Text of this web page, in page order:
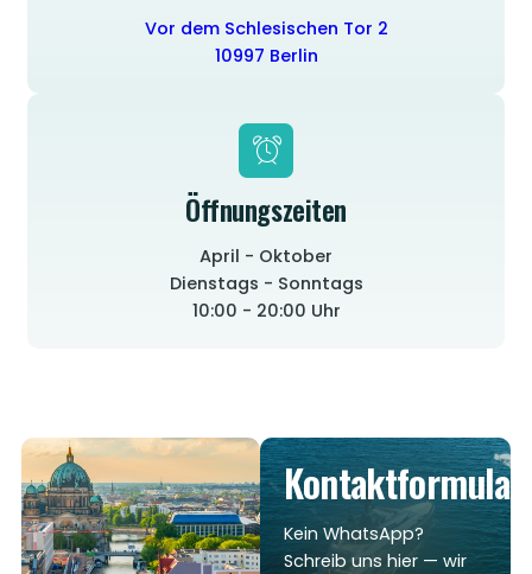
Vor dem Schlesischen Tor 2
10997 Berlin
Öffnungszeiten
April - Oktober
Dienstags - Sonntags
10:00 - 20:00 Uhr
Kontaktformular
Kein WhatsApp?
Schreib uns hier — wir